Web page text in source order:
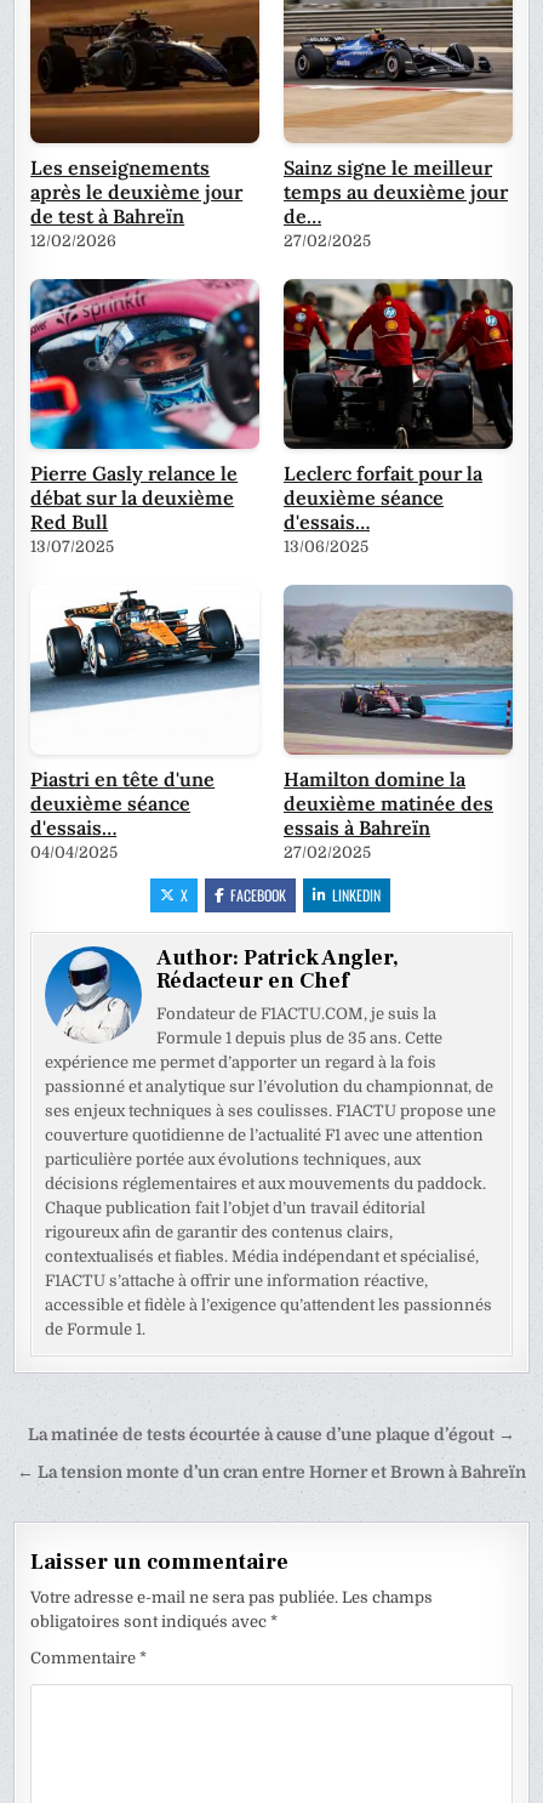
Les enseignements
après le deuxième jour
de test à Bahreïn
12/02/2026
Sainz signe le meilleur
temps au deuxième jour
de…
27/02/2025
Pierre Gasly relance le
débat sur la deuxième
Red Bull
13/07/2025
Leclerc forfait pour la
deuxième séance
d'essais…
13/06/2025
Piastri en tête d'une
deuxième séance
d'essais…
04/04/2025
Hamilton domine la
deuxième matinée des
essais à Bahreïn
27/02/2025
X FACEBOOK LINKEDIN
Author:Patrick Angler,
Rédacteur en Chef
Fondateur de F1ACTU.COM, je suis la
Formule 1 depuis plus de 35 ans. Cette
expérience me permet d’apporter un regard à la fois
passionné et analytique sur l’évolution du championnat, de
ses enjeux techniques à ses coulisses. F1ACTU propose une
couverture quotidienne de l’actualité F1 avec une attention
particulière portée aux évolutions techniques, aux
décisions réglementaires et aux mouvements du paddock.
Chaque publication fait l’objet d’un travail éditorial
rigoureux afin de garantir des contenus clairs,
contextualisés et fiables. Média indépendant et spécialisé,
F1ACTU s’attache à offrir une information réactive,
accessible et fidèle à l’exigence qu’attendent les passionnés
de Formule 1.
Navigation
de
La matinée de tests écourtée à cause d’une plaque d’égout →
← La tension monte d’un cran entre Horner et Brown à Bahreïn
Laisser un commentaire
Votre adresse e-mail ne sera pas publiée. Les champs
obligatoires sont indiqués avec*
Commentaire*